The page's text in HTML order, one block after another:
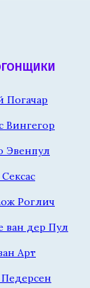
Погачар
Вингегор
Эвенпул
Роглич
ван дер Пул
Арт